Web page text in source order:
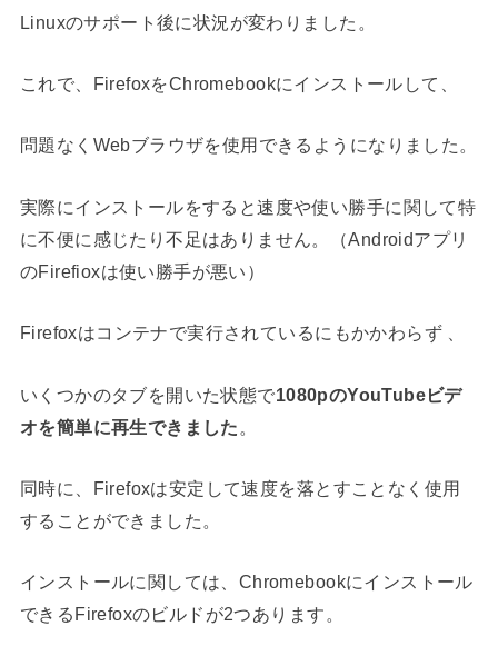
Linuxのサポート後に状況が変わりました。
これで、FirefoxをChromebookにインストールして、
問題なくWebブラウザを使用できるようになりました。
実際にインストールをすると速度や使い勝手に関して特
に不便に感じたり不足はありません。（Androidアプリ
のFirefioxは使い勝手が悪い）
Firefoxはコンテナで実行されているにもかかわらず 、
いくつかのタブを開いた状態で1080pのYouTubeビデ
オを簡単に再生できました
同時に、Firefoxは安定して速度を落とすことなく使用
することができました。
インストールに関しては、Chromebookにインストール
できるFirefoxのビルドが2つあります。